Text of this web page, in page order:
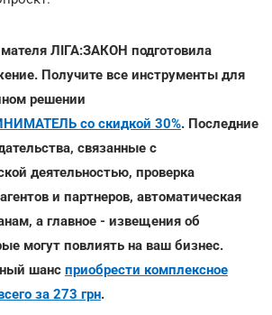
ЛІГА:ЗАКОН подготовила
Получите все инструменты для
решении
со скидкой 30%. Последние
связанные с
деятельностью, проверка
и партнеров, автоматическая
а главное - извещения об
могут повлиять на ваш бизнес.
шанс приобрести комплексное
за 273 грн.